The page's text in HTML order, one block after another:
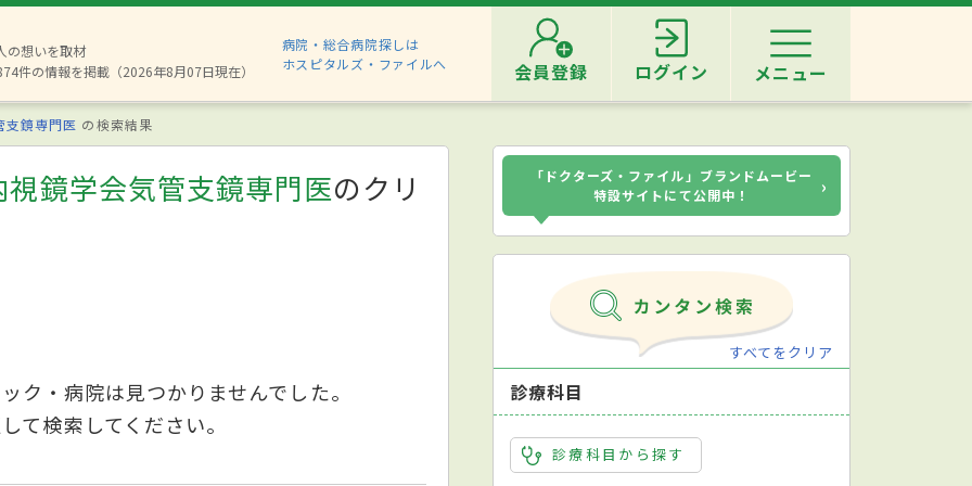
の想いを取材
件の情報を掲載（2026年8月07日現在）
病院・総合病院探しは
ホスピタルズ・ファイルへ
会員登録 ログイン メニュー
支鏡専門医 の検索結果
鏡学会気管支鏡専門医のクリ
ク・病院は見つかりませんでした。
て検索してください。
「ドクターズ・ファイル」ブランドムービー
特設サイトにて公開中！
›
すべてをクリア
診療科目
診療科目から探す